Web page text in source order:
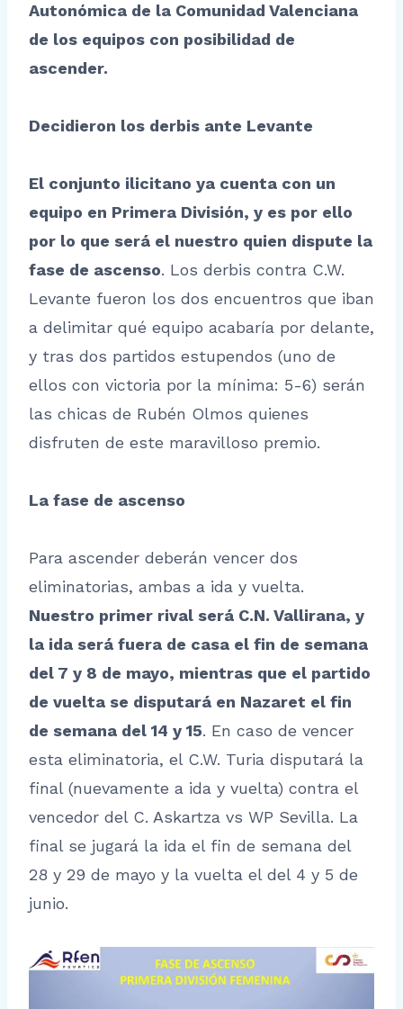
Autonómica de la Comunidad Valenciana
de los equipos con posibilidad de
ascender.
Decidieron los derbis ante Levante
El conjunto ilicitano ya cuenta con un
equipo en Primera División, y es por ello
por lo que será el nuestro quien dispute la
fase de ascenso. Los derbis contra C.W.
Levante fueron los dos encuentros que iban
a delimitar qué equipo acabaría por delante,
y tras dos partidos estupendos (uno de
ellos con victoria por la mínima: 5-6) serán
las chicas de Rubén Olmos quienes
disfruten de este maravilloso premio.
La fase de ascenso
Para ascender deberán vencer dos
eliminatorias, ambas a ida y vuelta.
Nuestro primer rival será C.N. Vallirana, y
la ida será fuera de casa el fin de semana
del 7 y 8 de mayo, mientras que el partido
de vuelta se disputará en Nazaret el fin
de semana del 14 y 15. En caso de vencer
esta eliminatoria, el C.W. Turia disputará la
final (nuevamente a ida y vuelta) contra el
vencedor del C. Askartza vs WP Sevilla. La
final se jugará la ida el fin de semana del
28 y 29 de mayo y la vuelta el del 4 y 5 de
junio.